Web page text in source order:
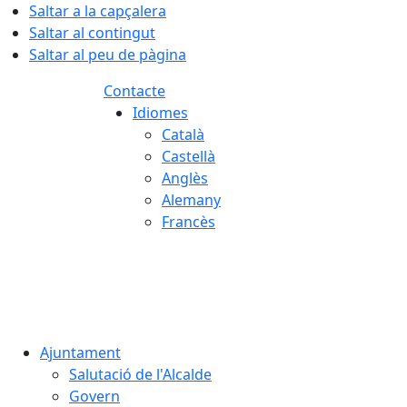
Saltar a la capçalera
Saltar al contingut
Saltar al peu de pàgina
Contacte
Idiomes
Català
Castellà
Anglès
Alemany
Francès
Ajuntament
Salutació de l'Alcalde
Govern